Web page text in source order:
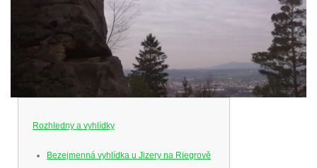
Rozhledny a vyhlídky
Bezejmenná vyhlídka u Jizery na Riegrově